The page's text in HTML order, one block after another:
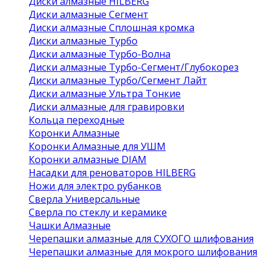
Диски алмазные Сегмент
Диски алмазные Сплошная кромка
Диски алмазные Турбо
Диски алмазные Турбо-Волна
Диски алмазные Турбо-Сегмент/Глубокорез
Диски алмазные Турбо/Сегмент Лайт
Диски алмазные Ультра Тонкие
Диски алмазные для гравировки
Кольца переходные
Коронки Алмазные
Коронки Алмазные для УШМ
Коронки алмазные DIAM
Насадки для реноваторов HILBERG
Ножи для электро рубанков
Сверла Универсальные
Сверла по стеклу и керамике
Чашки Алмазные
Черепашки алмазные для СУХОГО шлифования
Черепашки алмазные для мокрого шлифования